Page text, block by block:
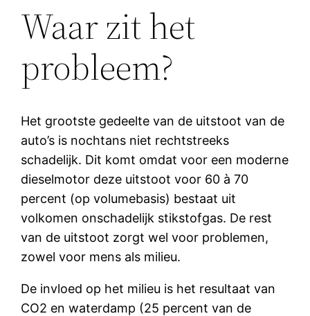
Waar zit het
probleem?
Het grootste gedeelte van de uitstoot van de
auto’s is nochtans niet rechtstreeks
schadelijk. Dit komt omdat voor een moderne
dieselmotor deze uitstoot voor 60 à 70
percent (op volumebasis) bestaat uit
volkomen onschadelijk stikstofgas. De rest
van de uitstoot zorgt wel voor problemen,
zowel voor mens als milieu.
De invloed op het milieu is het resultaat van
CO2 en waterdamp (25 percent van de